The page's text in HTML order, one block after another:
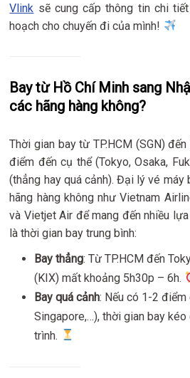
Vlink sẽ cung cấp thông tin chi
hoạch cho chuyến đi của mình!
Bay từ Hồ Chí Minh sang
các hãng hàng không?
Thời gian bay từ TP.HCM (SGN)
điểm đến cụ thể (Tokyo, Osaka,
(thẳng hay quá cảnh). Đại lý vé máy
hãng hàng không như Vietnam
và Vietjet Air để mang đến nhiều
là thời gian bay trung bình:
Bay thẳng: Từ TP.HCM đến
(KIX) mất khoảng 5h30p – 6h.
Bay quá cảnh: Nếu có 1-2
Singapore,…), thời gian bay
trình.